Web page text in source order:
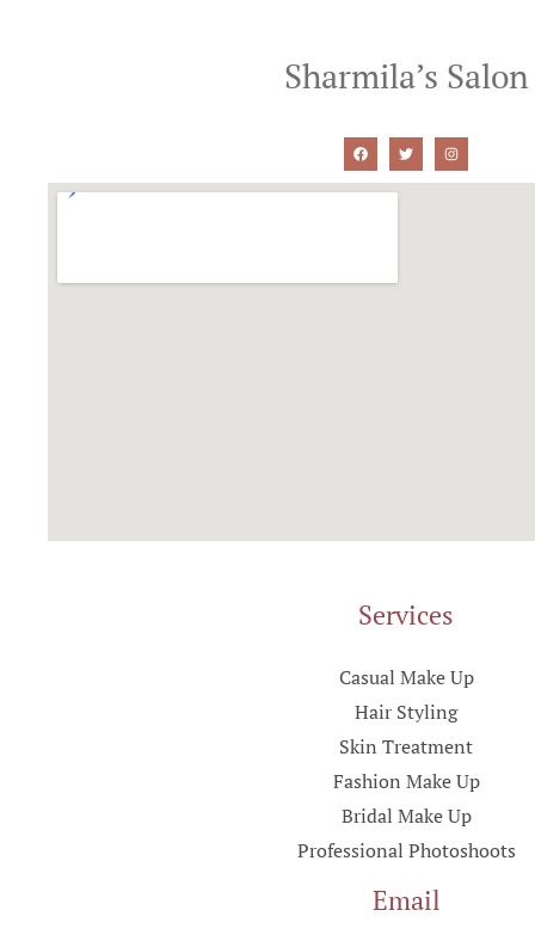
Sharmila’s Salon
Services
Casual Make Up
Hair Styling
Skin Treatment
Fashion Make Up
Bridal Make Up
Professional Photoshoots
Email